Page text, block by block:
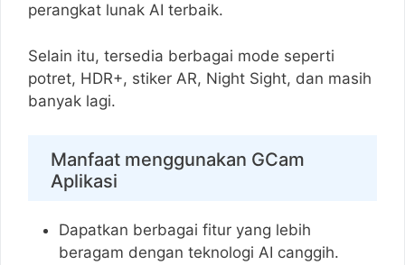
perangkat lunak AI terbaik.
Selain itu, tersedia berbagai mode seperti
potret, HDR+, stiker AR, Night Sight, dan masih
banyak lagi.
Manfaat menggunakan GCam
Aplikasi
Dapatkan berbagai fitur yang lebih
beragam dengan teknologi AI canggih.